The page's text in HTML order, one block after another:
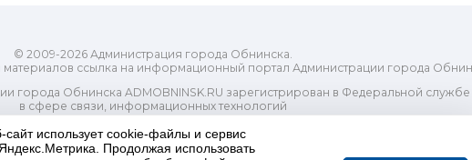
© 2009-2026 Администрация города Обнинска.
ссылка на информационный портал Администрации города
города Обнинска ADMOBNINSK.RU зарегистрирован в Федеральной
в сфере связи, информационных технологий
Свидетельство о регистрации Эл № ФС77-73321
сайт использует cookie-файлы и сервис
Яндекс.Метрика. Продолжая использовать